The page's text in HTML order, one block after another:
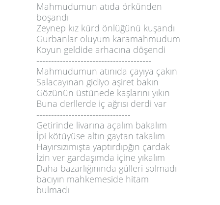
Mahmudumun atıda örkünden
boşandı
Zeynep kız kürd önlüğünü kuşandı
Gurbanlar oluyum karamahmudum
Koyun geldide arhacına döşendi
---------------------------------------
Mahmudumun atınıda çayıya çakın
Salacayınan gidiyo aşiret bakın
Gözünün üstünede kaşlarını yıkın
Buna derllerde iç ağrısı derdi var
--------------------------------
Getirinde livarına açalım bakalım
İpi kötüyüse altın gaytan takalım
Hayırsızımışta yaptırdıpğın çardak
İzin ver gardaşımda içine yıkalım
Daha bazarlığınında gülleri solmadı
bacıyın mahkemeside hitam
bulmadı